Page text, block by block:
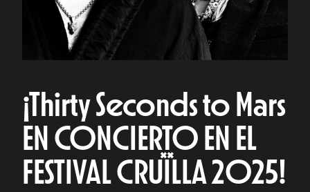
¡Thirty Seconds to Mars
EN CONCIERTO EN EL
FESTIVAL CRUÏLLA 2025!